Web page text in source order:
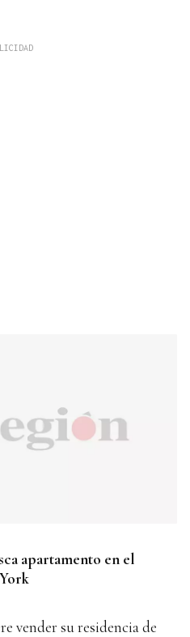
apartamento en el
vender su residencia de